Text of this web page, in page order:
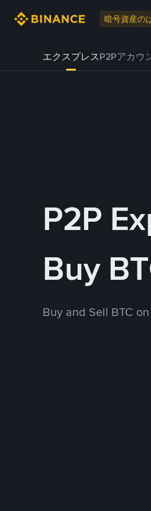
暗号資産の
エクスプレスP2Pアカウ
P2P
Buy
Buy and Sell BTC